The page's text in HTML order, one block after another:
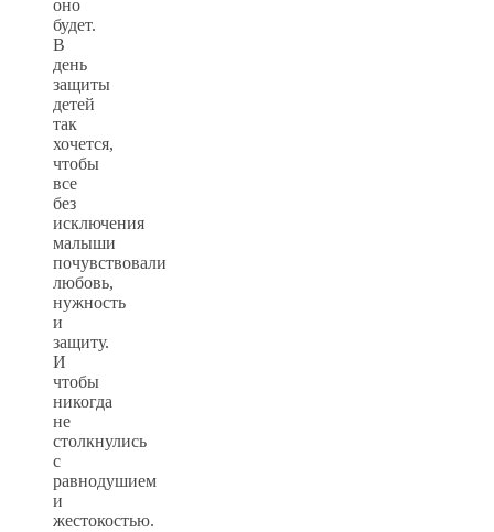
оно
будет.
В
день
защиты
детей
так
хочется,
чтобы
все
без
исключения
малыши
почувствовали
любовь,
нужность
и
защиту.
И
чтобы
никогда
не
столкнулись
с
равнодушием
и
жестокостью.